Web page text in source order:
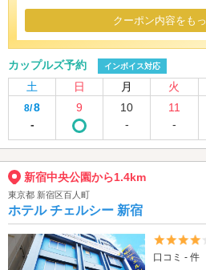
クーポン内容をも
カップルズ予約 インボイス対応
土 日 月 火
8/8
-
9
10
-
11
-
新宿中央公園から1.4km
東京都 新宿区百人町
ホテル チェルシー 新宿
口コミ - 件